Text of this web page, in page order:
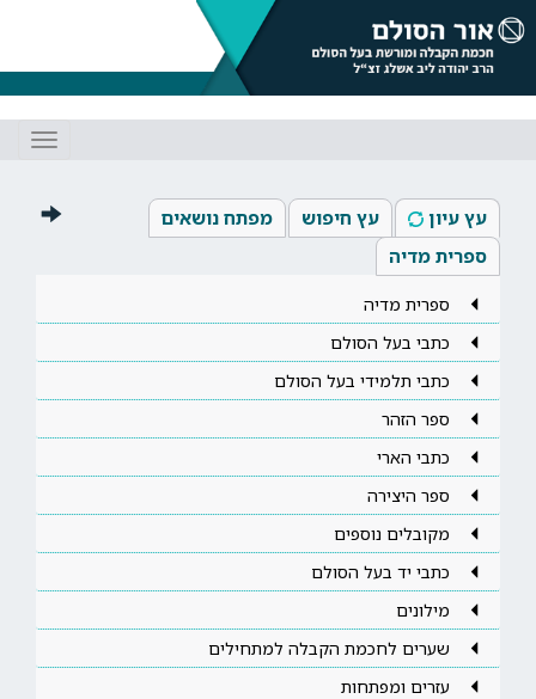
עץ עיון עץ חיפוש
מפתח נושאים
ספרית מדיה
ספרית מדיה
כתבי בעל הסולם
כתבי תלמידי בעל הסולם
ספר הזהר
כתבי הארי
ספר היצירה
מקובלים נוספים
כתבי יד בעל הסולם
מילונים
שערים לחכמת הקבלה למתחילים
עזרים ומפתחות